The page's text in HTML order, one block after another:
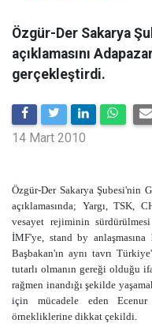
Özgür-Der Sakarya
açıklamasını
gerçekleştirdi.
14 Mart 2010
Özgür-Der Sakarya Şubesi'nin
açıklamasında; Yargı, TSK,
vesayet rejiminin
İMF'ye, stand by
Başbakan'ın aynı tavrı
tutarlı olmanın gereği olduğu
rağmen inandığı şekilde
için mücadele eden
örnekliklerine dikkat çekildi.